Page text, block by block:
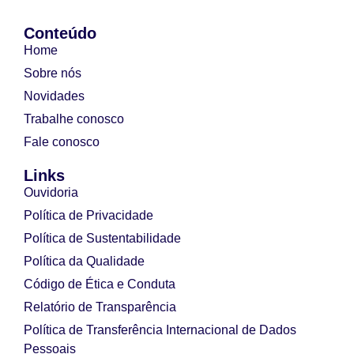
Conteúdo
Home
Sobre nós
Novidades
Trabalhe conosco
Fale conosco
Links
Ouvidoria
Política de Privacidade
Política de Sustentabilidade
Política da Qualidade
Código de Ética e Conduta
Relatório de Transparência
Política de Transferência Internacional de Dados
Pessoais